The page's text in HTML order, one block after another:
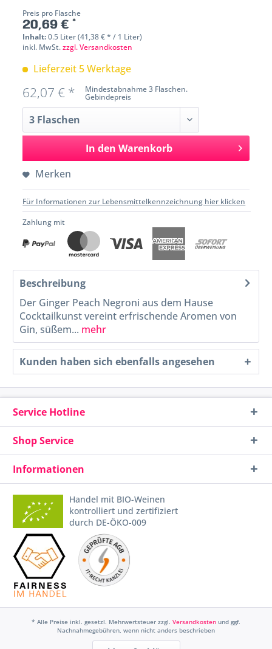
Preis pro Flasche
20,69 € *
Inhalt:0.5 Liter (41,38 € * / 1 Liter)
inkl. MwSt.zzgl. Versandkosten
Lieferzeit 5 Werktage
Mindestabnahme 3 Flaschen.
Gebindepreis
62,07 € *
In den Warenkorb
Merken
Für Informationen zur Lebensmittelkennzeichnung hier klicken
Zahlung mit
Beschreibung
Der Ginger Peach Negroni aus dem Hause
Cocktailkunst vereint erfrischende Aromen von
Gin, süßem... mehr
Kunden haben sich ebenfalls angesehen
Service Hotline
Shop Service
Informationen
Handel mit BIO-Weinen
kontrolliert und zertifiziert
durch DE-ÖKO-009
* Alle Preise inkl. gesetzl. Mehrwertsteuer zzgl. Versandkosten und ggf.
Nachnahmegebühren, wenn nicht anders beschrieben